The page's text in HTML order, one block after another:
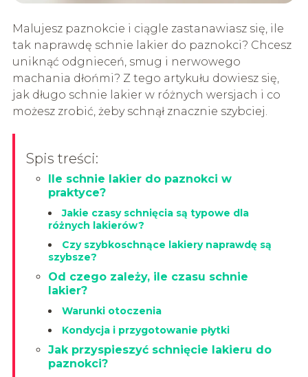
Malujesz paznokcie i ciągle zastanawiasz się, ile
tak naprawdę schnie lakier do paznokci? Chcesz
uniknąć odgnieceń, smug i nerwowego
machania dłońmi? Z tego artykułu dowiesz się,
jak długo schnie lakier w różnych wersjach i co
możesz zrobić, żeby schnął znacznie szybciej.
Spis treści:
Ile schnie lakier do paznokci w
praktyce?
Jakie czasy schnięcia są typowe dla
różnych lakierów?
Czy szybkoschnące lakiery naprawdę są
szybsze?
Od czego zależy, ile czasu schnie
lakier?
Warunki otoczenia
Kondycja i przygotowanie płytki
Jak przyspieszyć schnięcie lakieru do
paznokci?